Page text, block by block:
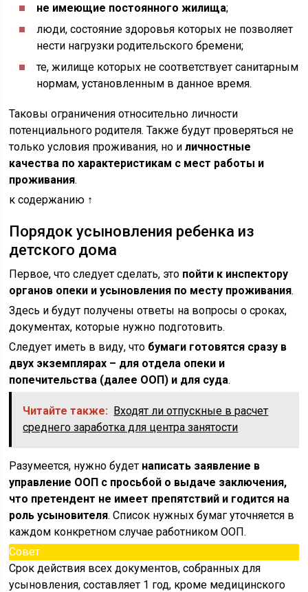
не имеющие постоянного жилища;
люди, состояние здоровья которых не позволяет
нести нагрузки родительского бремени;
те, жилище которых не соответствует санитарным
нормам, установленным в данное время.
Таковы ограничения относительно личности
потенциального родителя. Также будут проверяться не
только условия проживания, но иличностные
качества по характеристикам с мест работы и
проживания.
к содержанию ↑
Порядок усыновления ребенка из
детского дома
Первое, что следует сделать, это пойти к инспектору
органов опеки и усыновления по месту проживания.
Здесь и будут получены ответы на вопросы о сроках,
документах, которые нужно подготовить.
Следует иметь в виду, что бумаги готовятся сразу в
двух экземплярах – для отдела опеки и
попечительства (далее ООП) и для суда.
Читайте также: Входят ли отпускные в расчет
среднего заработка для центра занятости
Разумеется, нужно будет написать заявление в
управление ООП с просьбой о выдаче заключения,
что претендент не имеет препятствий и годится на
роль усыновителя. Список нужных бумаг уточняется в
каждом конкретном случае работником ООП.
Совет
Срок действия всех документов, собранных для
усыновления, составляет 1 год, кроме медицинского